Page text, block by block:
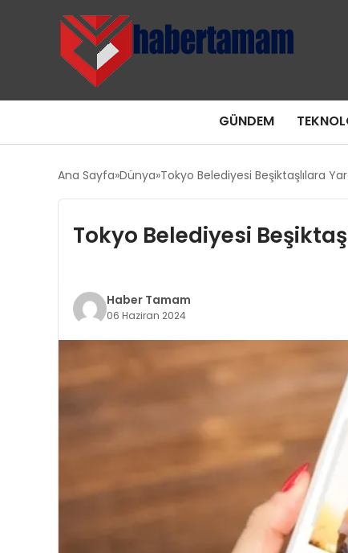
GÜNDEM
Ana Sayfa Dünya Tokyo Belediyesi Beşiktaşlılara
Tokyo Belediyesi
Haber Tamam
06 Haziran 2024